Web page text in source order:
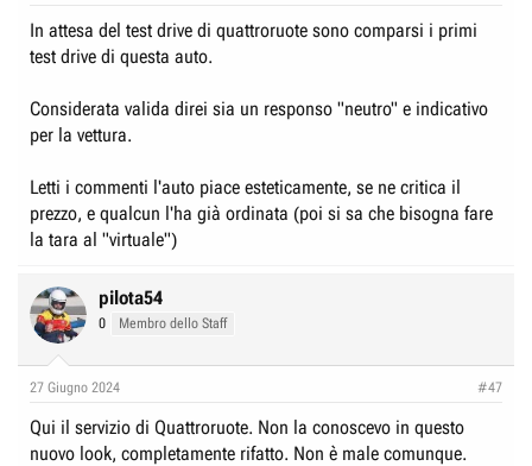
i
s
u
s
i
o
e
z
o
In attesa del test drive di quattroruote sono comparsi i primi
test drive di questa auto.
Considerata valida direi sia un responso "neutro" e indicativo
per la vettura.
Letti i commenti l'auto piace esteticamente, se ne critica il
prezzo, e qualcun l'ha già ordinata (poi si sa che bisogna fare
la tara al "virtuale")
pilota54
0 Membro dello Staff
27 Giugno 2024 #47
Qui il servizio di Quattroruote. Non la conoscevo in questo
nuovo look, completamente rifatto. Non è male comunque.